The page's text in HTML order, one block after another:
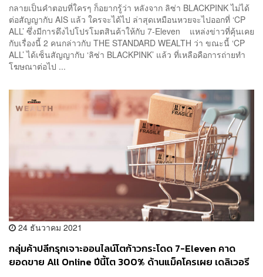
กลายเป็นคำตอบที่ใครๆ ก็อยากรู้ว่า หลังจาก ลิซ่า BLACKPINK ไม่ได้
ต่อสัญญากับ AIS แล้ว ใครจะได้ไป ล่าสุดเหมือนหวยจะไปออกที่ ‘CP
ALL’ ซึ่งมีการดึงไปโปรโมตสินค้าให้กับ 7-Eleven แหล่งข่าวที่คุ้นเคย
กับเรื่องนี้ 2 คนกล่าวกับ THE STANDARD WEALTH ว่า ขณะนี้ ‘CP
ALL’ ได้เซ็นสัญญากับ ‘ลิซ่า BLACKPINK’ แล้ว ที่เหลือคือการถ่ายทำ
โฆษณาต่อไป ...
24 ธันวาคม 2021
กลุ่มค้าปลีกรุกเจาะออนไลน์โตก้าวกระโดด 7-Eleven คาด
ยอดขาย All Online ปีนี้โต 300% ด้านแม็คโครเผย เดลิเวอรี